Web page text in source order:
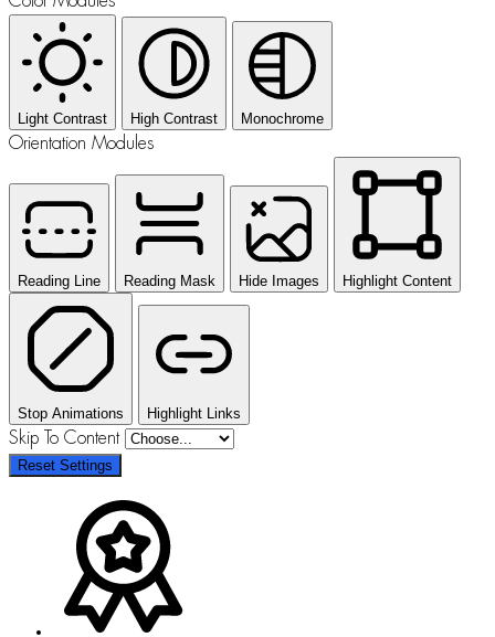
Light Contrast High Contrast Monochrome
Orientation Modules
Reading Line Reading Mask Hide Images Highlight Content
Stop Animations Highlight Links
Skip To Content
Reset Settings